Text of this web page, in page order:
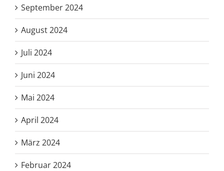
September 2024
August 2024
Juli 2024
Juni 2024
Mai 2024
April 2024
März 2024
Februar 2024